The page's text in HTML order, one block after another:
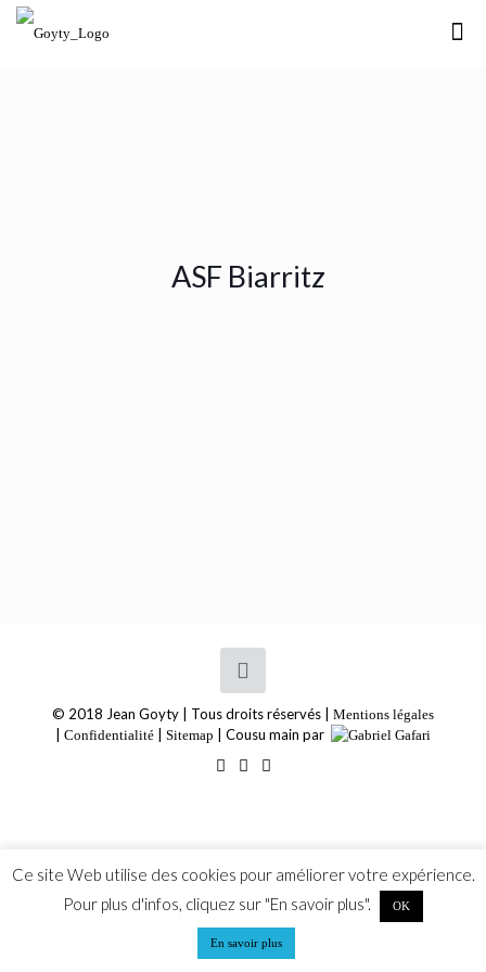
ASF Biarritz
© 2018 Jean Goyty | Tous droits réservés | Mentions légales
Confidentialité Sitemap | Cousu main par
Ce site Web utilise des cookies pour améliorer votre expérience.
Pour plus d'infos, cliquez sur "En savoir plus".
OK
En savoir plus